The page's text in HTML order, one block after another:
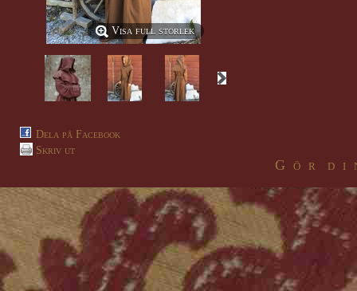
Visa full storlek
Dela på Facebook
Skriv ut
G ö r d i